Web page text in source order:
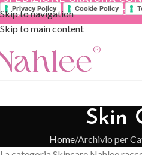
Privacy Policy Cookie Policy
Skip to navigation
Skip to main content
Skin
Home Archivio per